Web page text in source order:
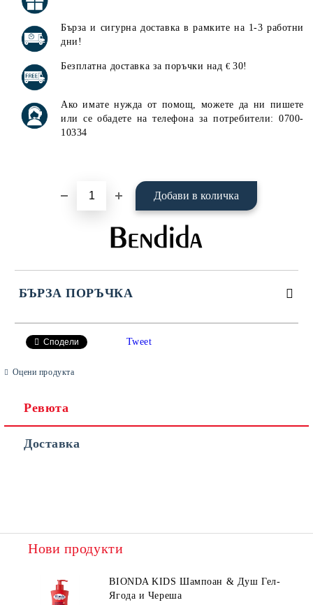
Бърза и сигурна доставка в рамките на 1-3 работни
дни!
Безплатна доставка за поръчки над€30!
Ако имате нужда от помощ, можете да ни пишете
или се обадете на телефона за потребители: 0700-
10334
БЪРЗА ПОРЪЧКА
Сподели Tweet
Оцени продукта
Ревюта
Доставка
Нови продукти
BIONDA KIDS Шампоан & Душ Гел-
Ягода и Череша